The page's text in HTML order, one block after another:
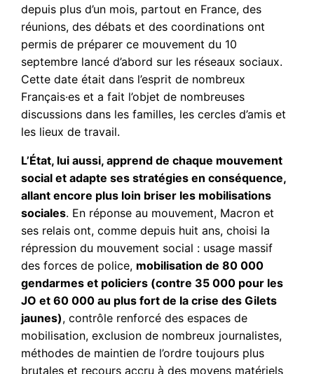
depuis plus d’un mois, partout en France, des
réunions, des débats et des coordinations ont
permis de préparer ce mouvement du 10
septembre lancé d’abord sur les réseaux sociaux.
Cette date était dans l’esprit de nombreux
Français·es et a fait l’objet de nombreuses
discussions dans les familles, les cercles d’amis et
les lieux de travail.
L’État, lui aussi, apprend de chaque mouvement
social et adapte ses stratégies en conséquence,
allant encore plus loin briser les mobilisations
sociales. En réponse au mouvement, Macron et
ses relais ont, comme depuis huit ans, choisi la
répression du mouvement social : usage massif
des forces de police, mobilisation de 80 000
gendarmes et policiers (contre 35 000 pour les
JO et 60 000 au plus fort de la crise des Gilets
jaunes), contrôle renforcé des espaces de
mobilisation, exclusion de nombreux journalistes,
méthodes de maintien de l’ordre toujours plus
brutales et recours accru à des moyens matériels